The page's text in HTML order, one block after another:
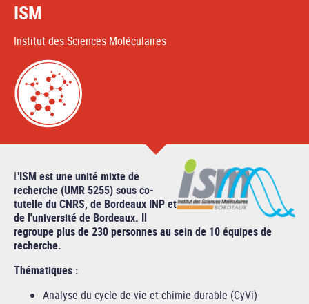
ISM
Institut des Sciences Moléculaires
L'ISM est une unité mixte de
recherche (UMR 5255) sous co-
tutelle du CNRS, de Bordeaux INP et
de l'université de Bordeaux. Il
regroupe plus de 230 personnes au sein de 10 équipes de
recherche.
Thématiques :
Analyse du cycle de vie et chimie durable (CyVi)